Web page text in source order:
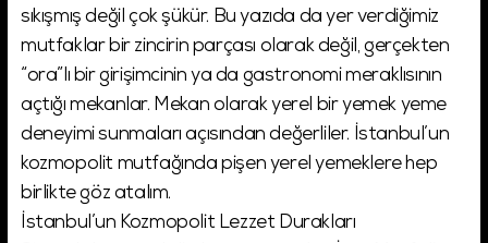
sıkışmış değil çok şükür. Bu yazıda da yer verdiğimiz
mutfaklar bir zincirin parçası olarak değil, gerçekten
“ora”lı bir girişimcinin ya da gastronomi meraklısının
açtığı mekanlar. Mekan olarak yerel bir yemek yeme
deneyimi sunmaları açısından değerliler. İstanbul’un
kozmopolit mutfağında pişen yerel yemeklere hep
birlikte göz atalım.
İstanbul’un Kozmopolit Lezzet Durakları